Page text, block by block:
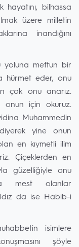
bilhassa
üzere milletin
inandığını
yoluna meftun bir
hürmet eder, onu
çok onu anarız.
onun için okuruz.
Muhammedin
yine onun
en kıymetli ilim
Çiçeklerden en
güzelliğiyle onu
mest olanlar
da ise Habib-i
isimlere
şöyle